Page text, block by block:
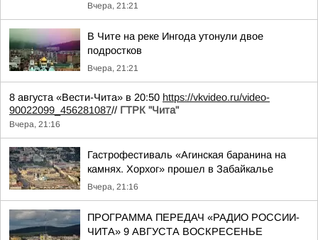
Вчера, 21:21
В Чите на реке Ингода утонули двое
подростков
Вчера, 21:21
8 августа «Вести-Чита» в 20:50 https://vkvideo.ru/video-
90022099_456281087// ГТРК "Чита"
Вчера, 21:16
Гастрофестиваль «Агинская баранина на
камнях. Хорхог» прошел в Забайкалье
Вчера, 21:16
ПРОГРАММА ПЕРЕДАЧ «РАДИО РОССИИ-
ЧИТА» 9 АВГУСТА ВОСКРЕСЕНЬЕ